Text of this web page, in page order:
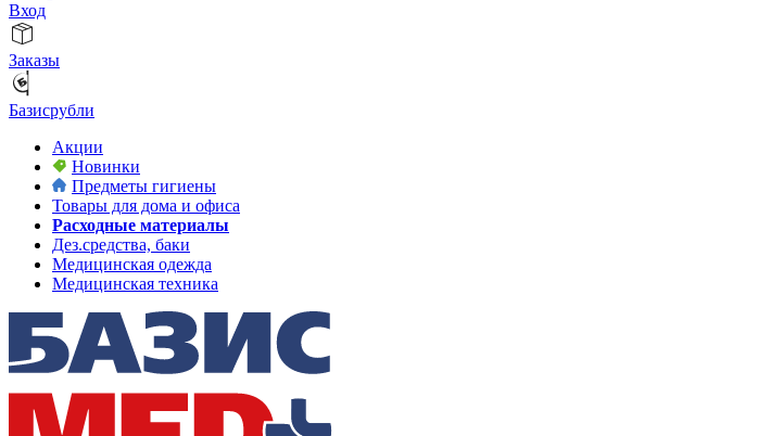
Вход
Заказы
Базисрубли
Акции
Новинки
Предметы гигиены
Товары для дома и офиса
Расходные материалы
Дез.средства, баки
Медицинская одежда
Медицинская техника